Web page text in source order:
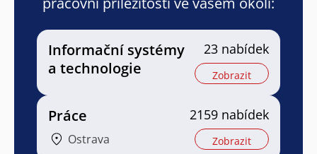
Informační systémy
a technologie
23 nabídek
Zobrazit
Práce
Ostrava
2159 nabídek
Zobrazit